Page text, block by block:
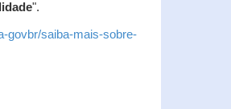
".
govbr/saiba-mais-sobre-